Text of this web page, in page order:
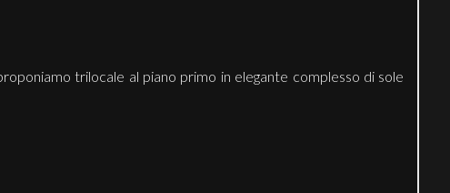
trilocale al piano primo in elegante complesso di sole